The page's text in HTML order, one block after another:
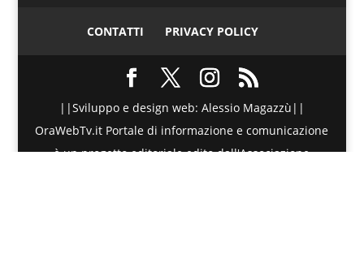
CONTATTI PRIVACY POLICY
||Sviluppo e design web: Alessio Magazzù||
OraWebTv.it Portale di informazione e comunicazione
è un progetto editoriale edito dall'Associazione